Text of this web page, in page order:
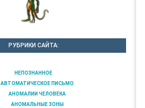
РУБРИКИ САЙТА:
НЕПОЗНАННОЕ
АВТОМАТИЧЕСКОЕ ПИСЬМО
АНОМАЛИИ ЧЕЛОВЕКА
АНОМАЛЬНЫЕ ЗОНЫ